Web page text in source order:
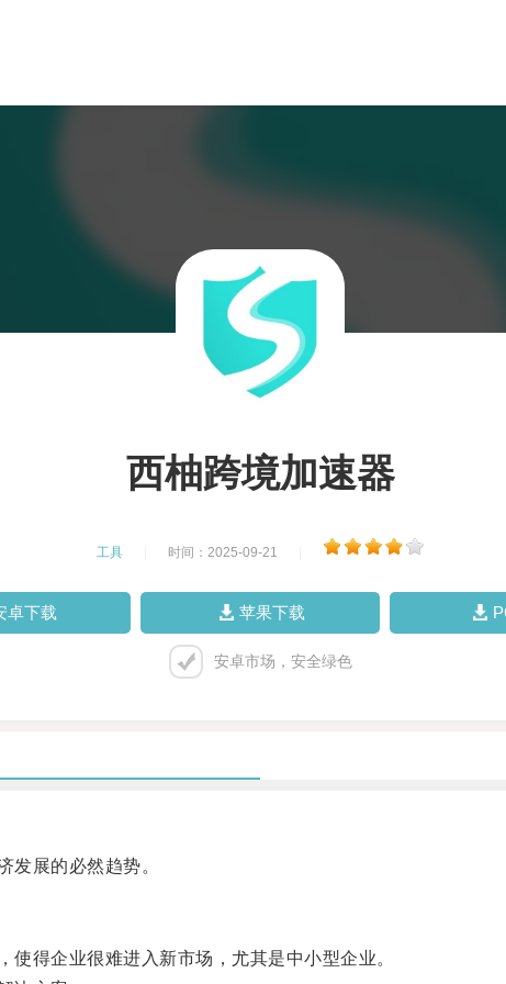
西柚跨境加速器
工具 时间：2025-09-21
卓下载 苹果下载
安卓市场，安全绿色
展的必然趋势。
得企业很难进入新市场，尤其是中小型企业。